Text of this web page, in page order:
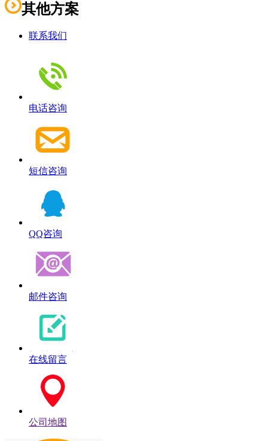
其他方案
联系我们
电话咨询
短信咨询
QQ咨询
邮件咨询
在线留言
公司地图